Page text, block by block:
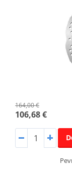
164,00 €
106,68 €